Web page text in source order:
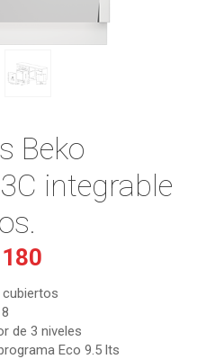
Beko
integrable
1180.
cubiertos
de 3 niveles
Eco 9.5 lts